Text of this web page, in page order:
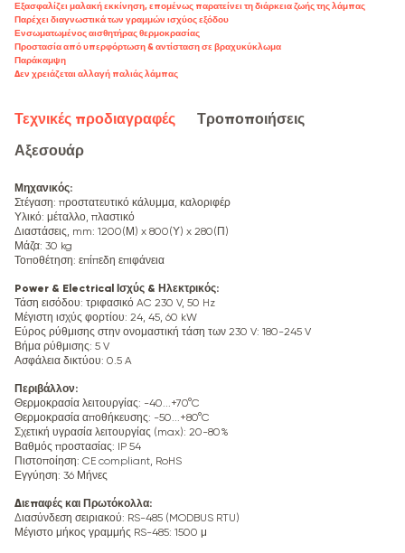
Εξασφαλίζει μαλακή εκκίνηση, επομένως παρατείνει τη διάρκεια ζωής της λάμπας
Παρέχει διαγνωστικά των γραμμών ισχύος εξόδου
Ενσωματωμένος αισθητήρας θερμοκρασίας
Προστασία από υπερφόρτωση & αντίσταση σε βραχυκύκλωμα
Παράκαμψη
Δεν χρειάζεται αλλαγή παλιάς λάμπας
Τεχνικές προδιαγραφές
Τροποποιήσεις
Αξεσουάρ
Μηχανικός:
Στέγαση: προστατευτικό κάλυμμα, καλοριφέρ
Υλικό: μέταλλο, πλαστικό
Διαστάσεις, mm: 1200(Μ) x 800(Υ) x 280(Π)
Μάζα: 30 kg
Τοποθέτηση: επίπεδη επιφάνεια
Power & Electrical Ισχύς & Ηλεκτρικός:
Τάση εισόδου: τριφασικό AC 230 V, 50 Hz
Μέγιστη ισχύς φορτίου: 24, 45, 60 kW
Εύρος ρύθμισης στην ονομαστική τάση των 230 V: 180-245 V
Βήμα ρύθμισης: 5 V
Ασφάλεια δικτύου: 0.5 A
Περιβάλλον:
Θερμοκρασία λειτουργίας: -40...+70°C
Θερμοκρασία αποθήκευσης: -50...+80°C
Σχετική υγρασία λειτουργίας (max): 20-80%
Βαθμός προστασίας: IP 54
Πιστοποίηση: CE compliant, RoHS
Εγγύηση: 36 Μήνες
Διεπαφές και Πρωτόκολλα:
Διασύνδεση σειριακού: RS-485 (MODBUS RTU)
Μέγιστο μήκος γραμμής RS-485: 1500 μ